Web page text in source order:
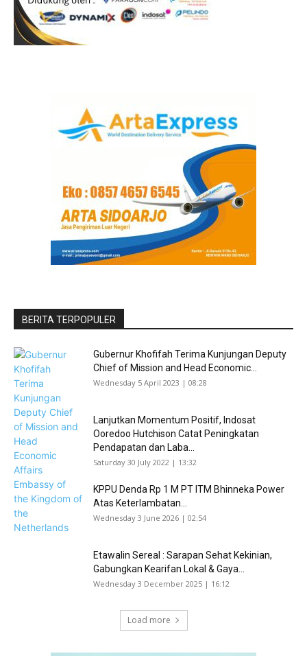
BERITA TERPOPULER
Gubernur Khofifah Terima Kunjungan Deputy
Chief of Mission and Head Economic...
Wednesday 5 April 2023 | 08:28
Lanjutkan Momentum Positif, Indosat
Ooredoo Hutchison Catat Peningkatan
Pendapatan dan Laba...
Saturday 30 July 2022 | 13:32
KPPU Denda Rp 1 M PT ITM Bhinneka Power
Atas Keterlambatan...
Wednesday 3 June 2026 | 02:54
Etawalin Sereal : Sarapan Sehat Kekinian,
Gabungkan Kearifan Lokal & Gaya...
Wednesday 3 December 2025 | 16:12
Load more